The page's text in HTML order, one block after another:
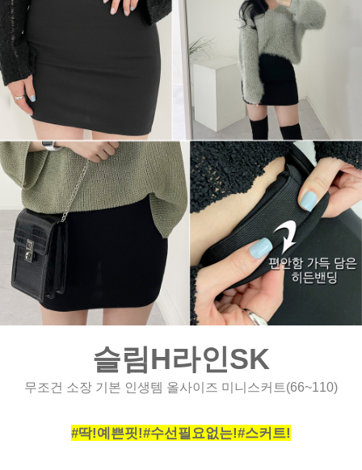
슬림H라인SK
무조건 소장 기본 인생템 올사이즈 미니스커트(66~110)
#딱!예쁜핏!#수선필요없는!#스커트!